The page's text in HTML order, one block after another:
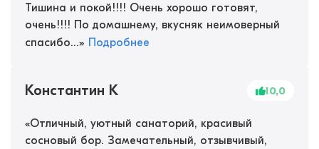
Тишина и покой!!!! Очень хорошо готовят,
очень!!!! По домашнему, вкусняк неимоверный
спасибо...» Подробнее
Константин К 10,0
«Отличный, уютный санаторий, красивый
сосновый бор. Замечательный, отзывчивый,